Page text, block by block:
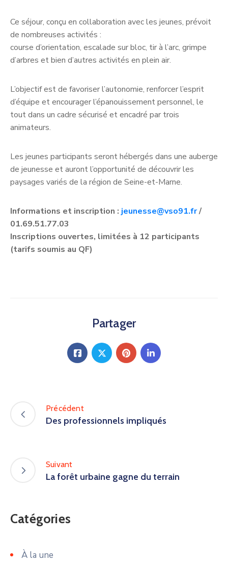
Ce séjour, conçu en collaboration avec les jeunes, prévoit
de nombreuses activités :
course d’orientation, escalade sur bloc, tir à l’arc, grimpe
d’arbres et bien d’autres activités en plein air.
L’objectif est de favoriser l’autonomie, renforcer l’esprit
d’équipe et encourager l’épanouissement personnel, le
tout dans un cadre sécurisé et encadré par trois
animateurs.
Les jeunes participants seront hébergés dans une auberge
de jeunesse et auront l’opportunité de découvrir les
paysages variés de la région de Seine-et-Marne.
Informations et inscription : jeunesse@vso91.fr/
01.69.51.77.03
Inscriptions ouvertes, limitées à 12 participants
(tarifs soumis au QF)
Partager
Précédent
Des professionnels impliqués
Suivant
La forêt urbaine gagne du terrain
Catégories
À la une